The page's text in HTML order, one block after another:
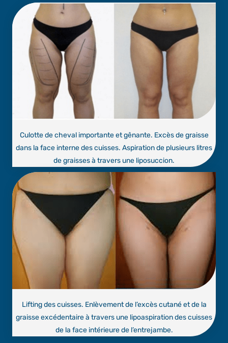
Culotte de cheval importante et gênante. Excès de graisse
dans la face interne des cuisses. Aspiration de plusieurs litres
de graisses à travers une liposuccion.
Lifting des cuisses. Enlèvement de l’excès cutané et de la
graisse excédentaire à travers une lipoaspiration des cuisses
de la face intérieure de l’entrejambe.